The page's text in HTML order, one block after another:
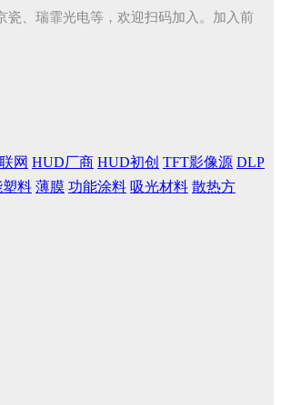
、瑞霏光电等，欢迎扫码加入。加入前
网 HUD厂商 HUD初创 TFT影像源 DLP
料 薄膜 功能涂料 吸光材料 散热方